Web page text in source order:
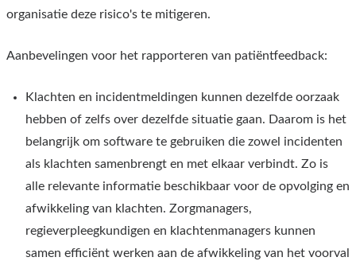
organisatie deze risico's te mitigeren.
Aanbevelingen voor het rapporteren van patiëntfeedback:
Klachten en incidentmeldingen kunnen dezelfde oorzaak
hebben of zelfs over dezelfde situatie gaan. Daarom is het
belangrijk om software te gebruiken die zowel incidenten
als klachten samenbrengt en met elkaar verbindt. Zo is
alle relevante informatie beschikbaar voor de opvolging en
afwikkeling van klachten. Zorgmanagers,
regieverpleegkundigen en klachtenmanagers kunnen
samen efficiënt werken aan de afwikkeling van het voorval